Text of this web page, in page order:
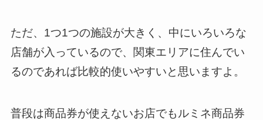
ただ、1つ1つの施設が大きく、中にいろいろな
店舗が入っているので、関東エリアに住んでい
るのであれば比較的使いやすいと思いますよ。
普段は商品券が使えないお店でもルミネ商品券